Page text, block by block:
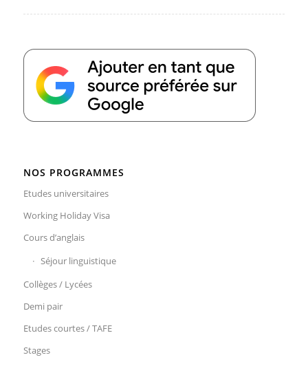
NOS PROGRAMMES
Etudes universitaires
Working Holiday Visa
Cours d’anglais
Séjour linguistique
Collèges / Lycées
Demi pair
Etudes courtes / TAFE
Stages